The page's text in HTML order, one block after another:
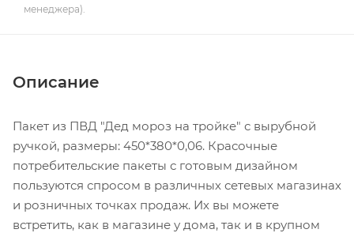
менеджера).
Описание
Пакет из ПВД "Дед мороз на тройке" с вырубной
ручкой, размеры: 450*380*0,06. Красочные
потребительские пакеты с готовым дизайном
пользуются спросом в различных сетевых магазинах
и розничных точках продаж. Их вы можете
встретить, как в магазине у дома, так и в крупном